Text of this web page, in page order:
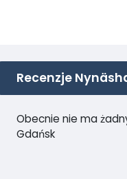
Recenzje
Obecnie nie ma
Gdańsk